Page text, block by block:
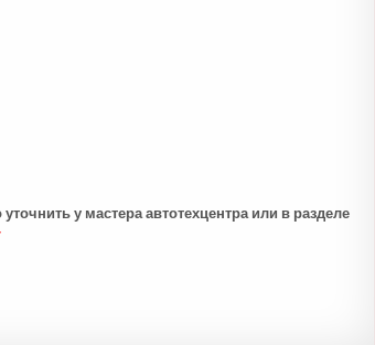
у мастера автотехцентра или в разделе